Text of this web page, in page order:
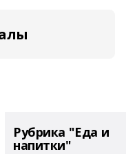
Рубрика "Еда и
напитки"